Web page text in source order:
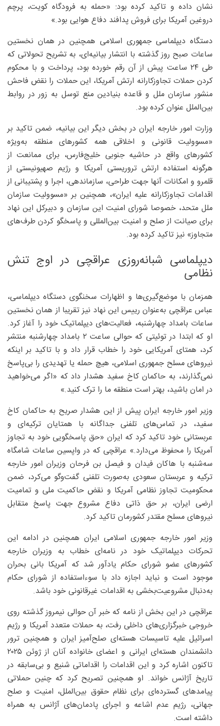
نشان داده و تاکید کرده بود: «حمله به فرودگاه کویت، پرچم
دروغین آمریکا برای فروش پدافند دفاع هوایی بود.»
دستگاه دیپلماسی جمهوری اسلامی همچنین در همان نخستین
ساعات صبح روز گذشته با انتشار بیانیه‌ای، به تشریح تحولاتی که
طی ۲۴ ساعت پیش از آن رقم خورده بود، پرداخت و با محکوم
کردن حملات تجاوزکارانه ارتش آمریکا، این حملات را نقض فاحش
منشور سازمان ملل و قاعده بنیادین منع توسل به زور در روابط
بین‌الملل عنوان کرده بود.
وزارت امور خارجه ایران در بخش دیگر این بیانیه، ضمن تاکید بر
«مسوولیت قانونی و اخلاقی همه کشورهای منطقه به‌ویژه
کشورهای واقع در حاشیه جنوبی خلیج‌فارس، برای ممانعت از
هرگونه استفاده ارتش تروریستی آمریکا و رژیم صهیونیستی از
قلمرو و امکانات آنها جهت طراحی، سازماندهی، اجرا و پشتیبانی از
اقدامات تجاوزکارانه علیه ایران»، همچنین بر «مسوولیت سازمان
ملل متحد، خصوصا شورای امنیت این سازمان و دبیرکل این نهاد
برای صیانت از صلح و امنیت بین‌المللی و پاسخگو کردن طرف‌های
متجاوز» نیز تاکید کرده بود.
دیپلماسی شبانه‌روزی عراقچی در اوج تنش
نظامی
همزمان با موضع‌گیری‌ها و اظهارات سخنگوی دستگاه دیپلماسی،
عباس عراقچی به‌عنوان رییس این نهاد نیز تقریبا از همان نخستین
ساعات بامداد چهارشنبه، فعالیت‌های دیپلماتیک خود را آغاز کرد.
او که ابتدا در توئیتی که حوالی ساعت ۲ بامداد چهارشنبه منتشر
کرد، همتای آمریکایی خود را خطاب قرار داد و با تاکید بر اینکه
نیروهای مسلح جمهوری اسلامی، هیچ حمله یا تهدیدی را بی‌پاسخ
نمی‌گذارند، به حاکمان کاخ سفید هشدار داد که «اگر می‌خواهید
در امان باشید، بهتر است منطقه ما را ترک کنید.»
وزیر امور خارجه ایران پیش از این هشدار صریح به حاکمان کاخ
سفید، در تماس‌های تلفنی جداگانه با همتایان ترکیه‌ای و
عربستانی خود تاکید کرد که ایران «حق پاسخگویی خود به تجاوز
آمریکا را محفوظ می‌دارد.» عراقچی که در واپسین ساعات شامگاه
سه‌شنبه با‌ هاکان فیدان و فیصل بن فرحان وزیران امور خارجه
ترکیه و عربستان سعودی به‌صورت تلفنی گفت‌وگو می‌کرد، ضمن
محکومیت تجاوز نظامی آمریکا و نقض حاکمیت ملی و تمامیت
ارضی ایران، بر حق ذاتی دفاع مشروع جهت پاسخ متقابل
نیروهای مسلح مقتدر کشورمان تاکید کرد.
وزیر امور خارجه جمهوری اسلامی ایران همچنین در ادامه این
تحرکات دیپلماتیک خود در نامه‌ای خطاب به وزیران خارجه
کشورهای عضو شورای حکام یادآور شد که آمریکا بانی بحران
موجود است و نباید اجازه داد با سوءاستفاده از شورای حکام
به‌دنبال مشروعیت‌بخشی به اقدامات غیرقانونی خود باشد.
عراقچی در این بخش از نامه که خبر آن حوالی نیمروز گذشته روی
خروجی خبرگزاری‌های داخلی رفت، به حملات متعدد آمریکا و رژیم
اسرائیل علیه تاسیسات هسته‌ای صلح‌آمیز ایران و همچنین ترور
دانشمندان هسته‌ای ایرانی و اعضای خانواده آنان از ژوئن ۲۰۲۵
تاکنون اشاره کرد و این اقدامات را اقداماتی شنیع و بی‌سابقه در
تاریخ آژانس خواند. او همچنین تصریح کرد که چنین حملاتی
پیامدهای گسترده‌ای برای نظام حقوق بین‌الملل، امنیت و صلح
جهانی، رژیم عدم اشاعه و اجرای پادمان‌های آژانس به همراه
داشته است.